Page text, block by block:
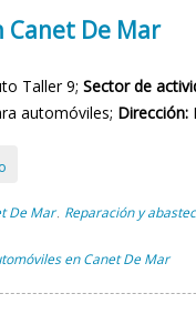
Canet De Mar
Taller 9; Sector de
automóviles; Dirección:
De Mar , Reparación y
en Canet De Mar